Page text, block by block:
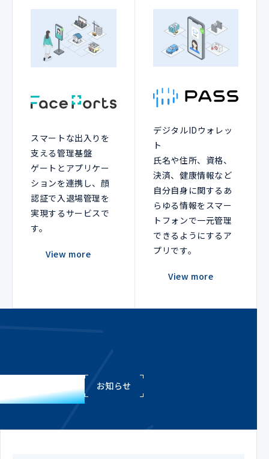
スマートな出入りを
支える管理基盤
ゲートとアプリケー
ションを連携し、顔
認証で入退場管理を
実現するサービスで
す。
View more
デジタルIDウォレッ
ト
氏名や住所、資格、
決済、健康情報など
自分自身に関するあ
らゆる情報をスマー
トフォンで一元管理
できるようにするア
プリです。
View more
NEWS お知らせ